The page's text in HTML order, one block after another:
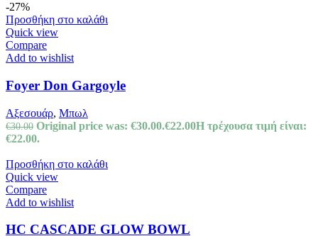
-27%
Προσθήκη στο καλάθι
Quick view
Compare
Add to wishlist
Foyer Don Gargoyle
Αξεσουάρ, Μπωλ
€30.00 Original price was: €30.00.€22.00Η τρέχουσα τιμή είναι:
€22.00.
Προσθήκη στο καλάθι
Quick view
Compare
Add to wishlist
HC CASCADE GLOW BOWL